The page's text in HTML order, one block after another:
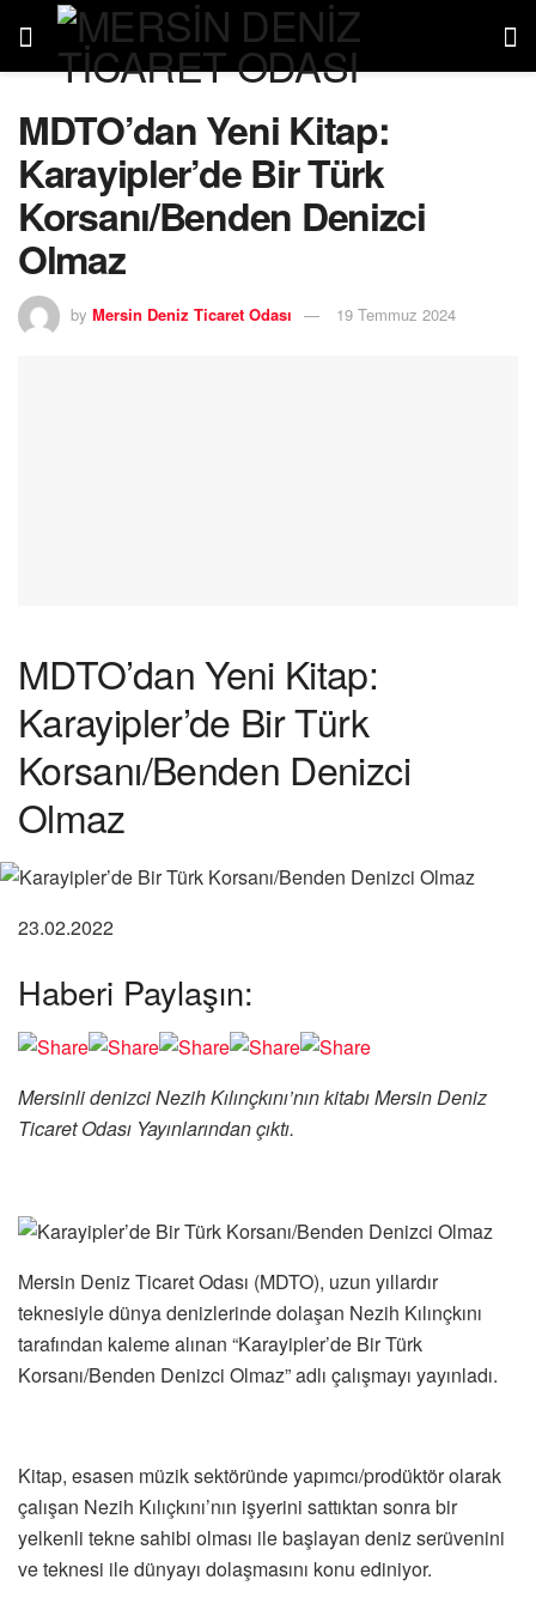
MDTO’dan Yeni Kitap:
Karayipler’de Bir Türk
Korsanı/Benden Denizci
Olmaz
by Mersin Deniz Ticaret Odası 19 Temmuz 2024
MDTO’dan Yeni Kitap:
Karayipler’de Bir Türk
Korsanı/Benden Denizci
Olmaz
23.02.2022
Haberi Paylaşın:
Mersinli denizci Nezih Kılınçkını’nın kitabı Mersin Deniz
Ticaret Odası Yayınlarından çıktı.
Mersin Deniz Ticaret Odası (MDTO), uzun yıllardır
teknesiyle dünya denizlerinde dolaşan Nezih Kılınçkını
tarafından kaleme alınan “Karayipler’de Bir Türk
Korsanı/Benden Denizci Olmaz” adlı çalışmayı yayınladı.
Kitap, esasen müzik sektöründe yapımcı/prodüktör olarak
çalışan Nezih Kılıçkını’nın işyerini sattıktan sonra bir
yelkenli tekne sahibi olması ile başlayan deniz serüvenini
ve teknesi ile dünyayı dolaşmasını konu ediniyor.